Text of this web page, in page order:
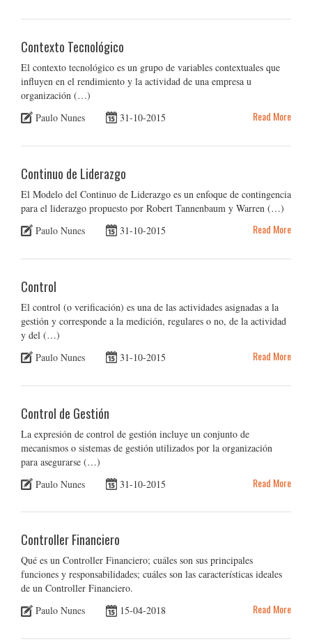
Contexto Tecnológico
El contexto tecnológico es un grupo de variables contextuales que
influyen en el rendimiento y la actividad de una empresa u
organización (…)
Paulo Nunes
31-10-2015 Read More
Continuo de Liderazgo
El Modelo del Continuo de Liderazgo es un enfoque de contingencia
para el liderazgo propuesto por Robert Tannenbaum y Warren (…)
Paulo Nunes
31-10-2015 Read More
Control
El control (o verificación) es una de las actividades asignadas a la
gestión y corresponde a la medición, regulares o no, de la actividad
y del (…)
Paulo Nunes
31-10-2015 Read More
Control de Gestión
La expresión de control de gestión incluye un conjunto de
mecanismos o sistemas de gestión utilizados por la organización
para asegurarse (…)
Paulo Nunes
31-10-2015 Read More
Controller Financiero
Qué es un Controller Financiero; cuáles son sus principales
funciones y responsabilidades; cuáles son las características ideales
de un Controller Financiero.
Paulo Nunes
15-04-2018 Read More